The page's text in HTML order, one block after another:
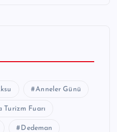
Anneler Günü
Turizm Fuarı
Dedeman